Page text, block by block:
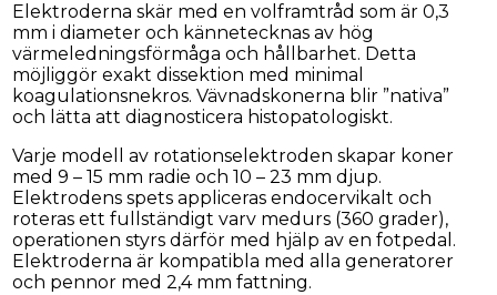
Elektroderna skär med en volframtråd som är 0,3
mm i diameter och kännetecknas av hög
värmeledningsförmåga och hållbarhet. Detta
möjliggör exakt dissektion med minimal
koagulationsnekros. Vävnadskonerna blir ”nativa”
och lätta att diagnosticera histopatologiskt.
Varje modell av rotationselektroden skapar koner
med 9 – 15 mm radie och 10 – 23 mm djup.
Elektrodens spets appliceras endocervikalt och
roteras ett fullständigt varv medurs (360 grader),
operationen styrs därför med hjälp av en fotpedal.
Elektroderna är kompatibla med alla generatorer
och pennor med 2,4 mm fattning.